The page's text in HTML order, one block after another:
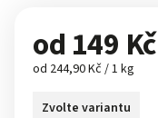
od 149 Kč
od 244,90 Kč / 1 kg
Zvolte variantu